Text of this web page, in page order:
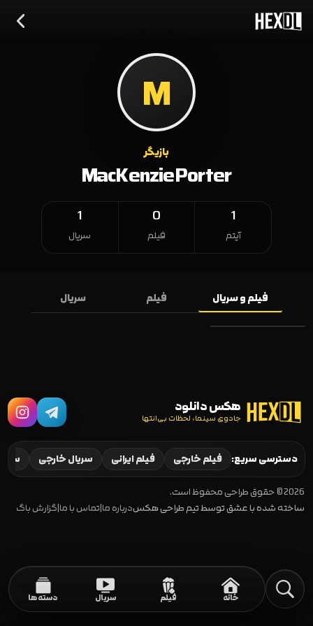
M
بازیگر
MacKenzie Porter
1
آیتم
0
فیلم
1
سریال
فیلم و سریال فیلم سریال
2018
هکس دانلود
جادوی سینما، لحظات بی‌انتها
دسترسی سریع: فیلم خارجی فیلم ایرانی سریال خارجی
2026 © حقوق طراحی محفوظ است.
ساخته شده با عشق توسط تیم طراحی هکسدرباره ما|تماس با ما|گزارش باگ
خانه فیلم سریال دسته‌ها